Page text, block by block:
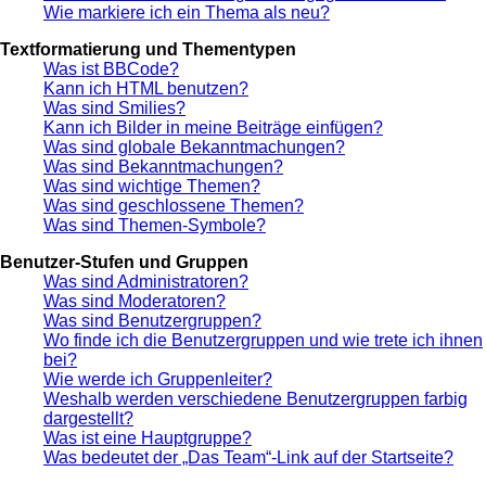
Wie markiere ich ein Thema als neu?
Textformatierung und Thementypen
Was ist BBCode?
Kann ich HTML benutzen?
Was sind Smilies?
Kann ich Bilder in meine Beiträge einfügen?
Was sind globale Bekanntmachungen?
Was sind Bekanntmachungen?
Was sind wichtige Themen?
Was sind geschlossene Themen?
Was sind Themen-Symbole?
Benutzer-Stufen und Gruppen
Was sind Administratoren?
Was sind Moderatoren?
Was sind Benutzergruppen?
Wo finde ich die Benutzergruppen und wie trete ich ihnen
bei?
Wie werde ich Gruppenleiter?
Weshalb werden verschiedene Benutzergruppen farbig
dargestellt?
Was ist eine Hauptgruppe?
Was bedeutet der „Das Team“-Link auf der Startseite?